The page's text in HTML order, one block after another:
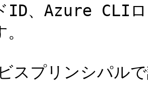
ID、Azure CLIロ
スプリンシパル